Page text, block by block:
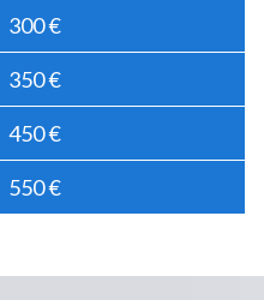
300 €
350 €
450 €
550 €